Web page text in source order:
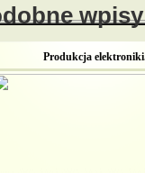
Produkcja